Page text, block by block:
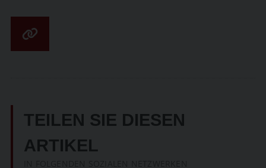
TEILEN SIE DIESEN
ARTIKEL